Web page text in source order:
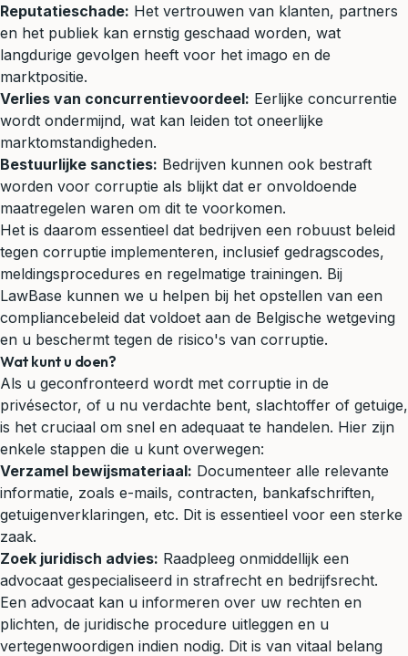
Reputatieschade: Het vertrouwen van klanten, partners
en het publiek kan ernstig geschaad worden, wat
langdurige gevolgen heeft voor het imago en de
marktpositie.
Verlies van concurrentievoordeel: Eerlijke concurrentie
wordt ondermijnd, wat kan leiden tot oneerlijke
marktomstandigheden.
Bestuurlijke sancties: Bedrijven kunnen ook bestraft
worden voor corruptie als blijkt dat er onvoldoende
maatregelen waren om dit te voorkomen.
Het is daarom essentieel dat bedrijven een robuust beleid
tegen corruptie implementeren, inclusief gedragscodes,
meldingsprocedures en regelmatige trainingen. Bij
LawBase kunnen we u helpen bij het opstellen van een
compliancebeleid dat voldoet aan de Belgische wetgeving
en u beschermt tegen de risico's van corruptie.
Wat kunt u doen?
Als u geconfronteerd wordt met corruptie in de
privésector, of u nu verdachte bent, slachtoffer of getuige,
is het cruciaal om snel en adequaat te handelen. Hier zijn
enkele stappen die u kunt overwegen:
Verzamel bewijsmateriaal: Documenteer alle relevante
informatie, zoals e-mails, contracten, bankafschriften,
getuigenverklaringen, etc. Dit is essentieel voor een sterke
zaak.
Zoek juridisch advies: Raadpleeg onmiddellijk een
advocaat gespecialiseerd in strafrecht en bedrijfsrecht.
Een advocaat kan u informeren over uw rechten en
plichten, de juridische procedure uitleggen en u
vertegenwoordigen indien nodig. Dit is van vitaal belang